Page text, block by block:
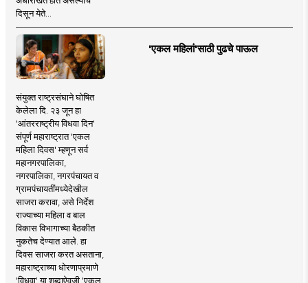
दिसून येते...
'एकल महिलां'साठी पुढचे पाऊल
संयुक्त राष्ट्रसंघाने घोषित
केलेला दि. २३ जून हा
'आंतरराष्ट्रीय विधवा दिन'
संपूर्ण महाराष्ट्रात 'एकल
महिला दिवस' म्हणून सर्व
महानगरपालिका,
नगरपालिका, नगरपंचायत व
ग्रामपंचायतींमध्येदेखील
साजरा करावा, असे निर्देश
राज्याच्या महिला व बाल
विकास विभागाच्या बैठकीत
नुकतेच देण्यात आले. हा
दिवस साजरा करत असताना,
महाराष्ट्राच्या धोरणाप्रमाणे
'विधवा' या शब्दाऐवजी 'एकल